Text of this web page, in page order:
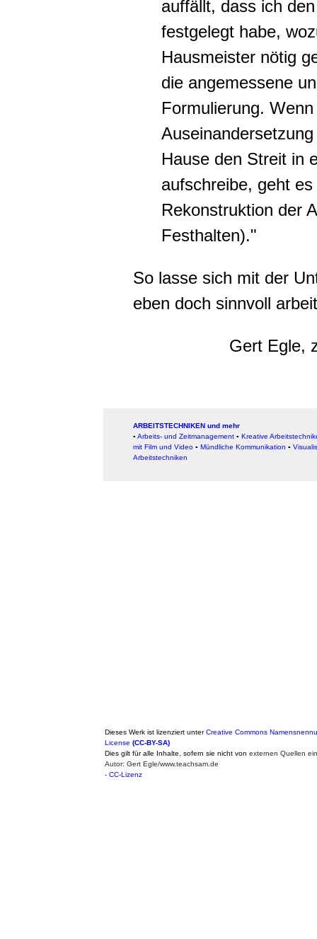
auffällt, dass ich
festgelegt habe,
Hausmeister nötig
die angemessene
Formulierung.
Hause den Streit in
aufschreibe, geht
Rekonstruktion der
Festhalten)."
So lasse sich mit der
eben doch sinnvoll
Gert Egle,
ARBEITSTECHNIKEN und mehr
▪ Arbeits- und Zeitmanagement ▪ Kreative
mit Film und Video ▪ Mündliche Kommunikation ▪
Arbeitstechniken
Dieses Werk ist lizenziert unterCreative Commons
License (CC-BY-SA)
Dies gilt für alle Inhalte, sofern sie nicht von externen Quellen
Autor: Gert Egle/www.teachsam.de
- CC-Lizenz